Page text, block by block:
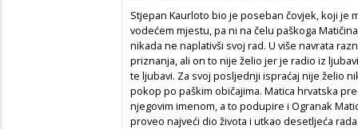
Stjepan Kaurloto bio je poseban čovjek, koji je
vodećem mjestu, pa ni na čelu paškoga
nikada ne naplativši svoj rad. U više navrata
priznanja, ali on to nije želio jer je radio iz
te ljubavi. Za svoj posljednji ispraćaj nije želio
pokop po paškim običajima. Matica hrvatska
njegovim imenom, a to podupire i Ogranak
proveo najveći dio života i utkao desetljeća